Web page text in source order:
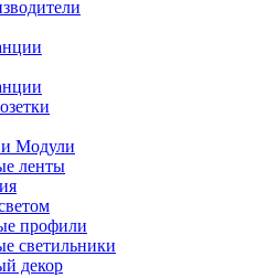
Модули
ленты
профили
светильники
декор